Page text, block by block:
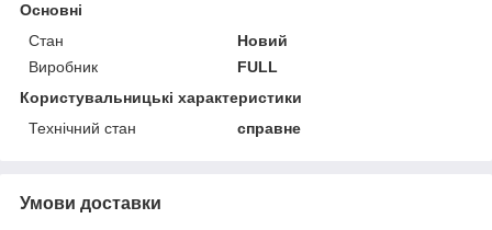
Основні
Стан
Новий
Виробник
FULL
Користувальницькі характеристики
Технічний стан
справне
Умови доставки